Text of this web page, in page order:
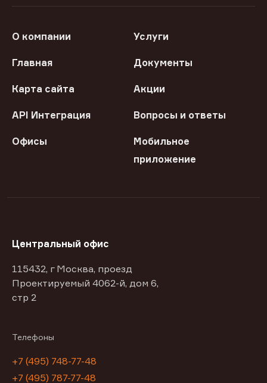
О компании Услуги
Главная Документы
Карта сайта Акции
API Интеграция Вопросы и ответы
Офисы
Мобильное
приложение
Центральный офис
115432, г Москва, проезд
Проектируемый 4062-й, дом 6,
стр 2
Телефоны
+7 (495) 748-77-48
+7 (495) 787-77-48